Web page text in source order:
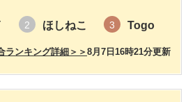
2 ほしねこ 3 Togo
8月7日16時21分更新
ランキング詳細＞＞